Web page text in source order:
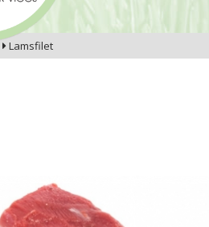
 Lamsfilet